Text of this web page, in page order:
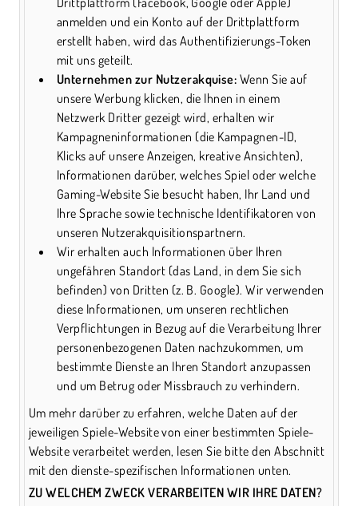
anmelden und ein Konto auf der Drittplattform
erstellt haben, wird das Authentifizierungs-Token
mit uns geteilt.
Unternehmen zur Nutzerakquise: Wenn Sie auf
unsere Werbung klicken, die Ihnen in einem
Netzwerk Dritter gezeigt wird, erhalten wir
Kampagneninformationen (die Kampagnen-ID,
Klicks auf unsere Anzeigen, kreative Ansichten),
Informationen darüber, welches Spiel oder welche
Gaming-Website Sie besucht haben, Ihr Land und
Ihre Sprache sowie technische Identifikatoren von
unseren Nutzerakquisitionspartnern.
Wir erhalten auch Informationen über Ihren
ungefähren Standort (das Land, in dem Sie sich
befinden) von Dritten (z. B. Google). Wir verwenden
diese Informationen, um unseren rechtlichen
Verpflichtungen in Bezug auf die Verarbeitung Ihrer
personenbezogenen Daten nachzukommen, um
bestimmte Dienste an Ihren Standort anzupassen
und um Betrug oder Missbrauch zu verhindern.
Um mehr darüber zu erfahren, welche Daten auf der
jeweiligen Spiele-Website von einer bestimmten Spiele-
Website verarbeitet werden, lesen Sie bitte den Abschnitt
mit den dienste-spezifischen Informationen unten.
ZU WELCHEM ZWECK VERARBEITEN WIR IHRE DATEN?